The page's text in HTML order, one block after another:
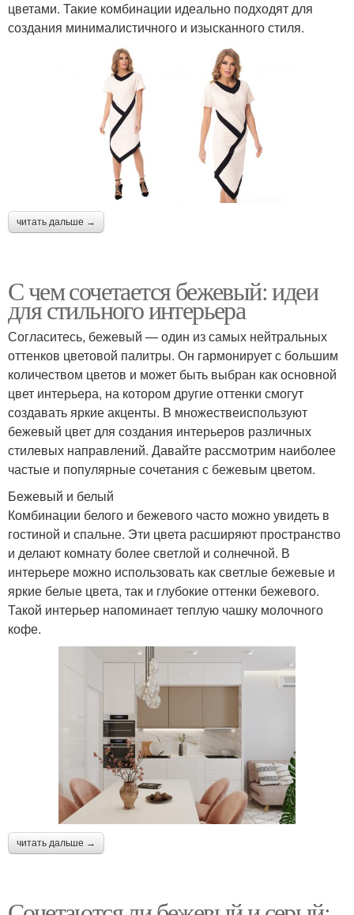
цветами. Такие комбинации идеально подходят для
создания минималистичного и изысканного стиля.
читать дальше →
С чем сочетается бежевый: идеи
для стильного интерьера
Согласитесь, бежевый — один из самых нейтральных
оттенков цветовой палитры. Он гармонирует с большим
количеством цветов и может быть выбран как основной
цвет интерьера, на котором другие оттенки смогут
создавать яркие акценты. В множествеиспользуют
бежевый цвет для создания интерьеров различных
стилевых направлений. Давайте рассмотрим наиболее
частые и популярные сочетания с бежевым цветом.
Бежевый и белый
Комбинации белого и бежевого часто можно увидеть в
гостиной и спальне. Эти цвета расширяют пространство
и делают комнату более светлой и солнечной. В
интерьере можно использовать как светлые бежевые и
яркие белые цвета, так и глубокие оттенки бежевого.
Такой интерьер напоминает теплую чашку молочного
кофе.
читать дальше →